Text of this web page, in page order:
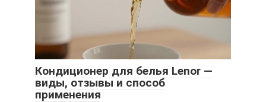
Кондиционер для белья Lenor —
виды, отзывы и способ
применения